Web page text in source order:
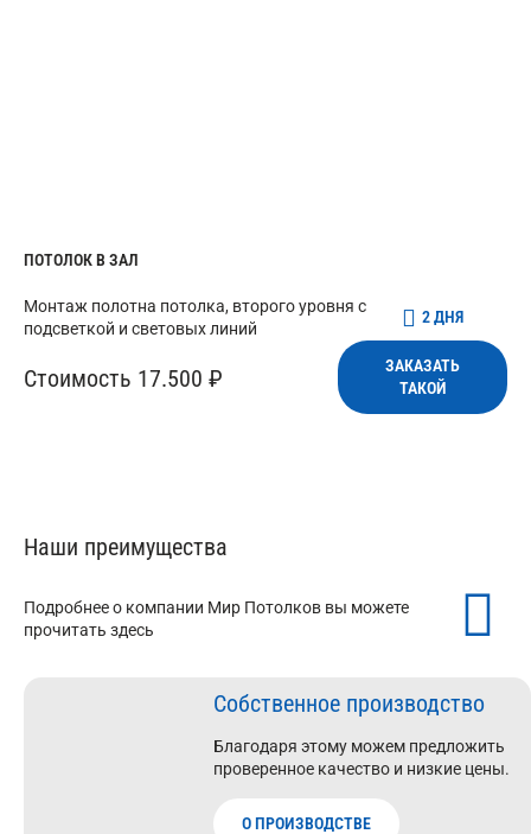
ПОТОЛОК В ЗАЛ
Монтаж полотна потолка, второго уровня с
подсветкой и световых линий
2 ДНЯ
Стоимость 17.500 ₽
ЗАКАЗАТЬ
ТАКОЙ
Наши преимущества
Подробнее о компании Мир Потолков вы можете
прочитать здесь
Собственное производство
Благодаря этому можем предложить
проверенное качество и низкие цены.
О ПРОИЗВОДСТВЕ